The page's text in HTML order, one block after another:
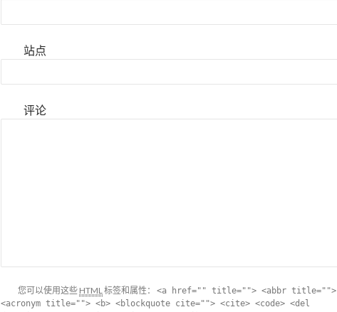
站点
评论
您可以使用这些 HTML标签和属性： <a href="" title=""> <abbr title="">
<acronym title=""> <b> <blockquote cite=""> <cite> <code> <del